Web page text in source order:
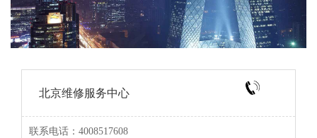
北京维修服务中心
联系电话：4008517608